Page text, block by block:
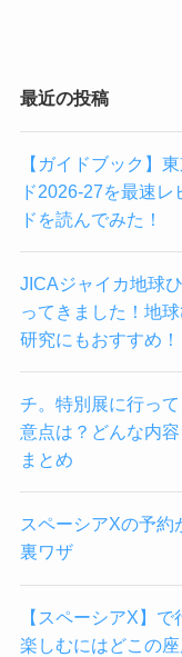
最近の投稿
【ガイドブック】
ド2026-27を最速
ドを読んでみた！
JICAジャイカ地球
ってきました！地
研究にもおすすめ！
チ。特別展に行っ
意点は？どんな内
まとめ
スペーシアXの予約
裏ワザ
【スペーシアX】
楽しむにはどこの